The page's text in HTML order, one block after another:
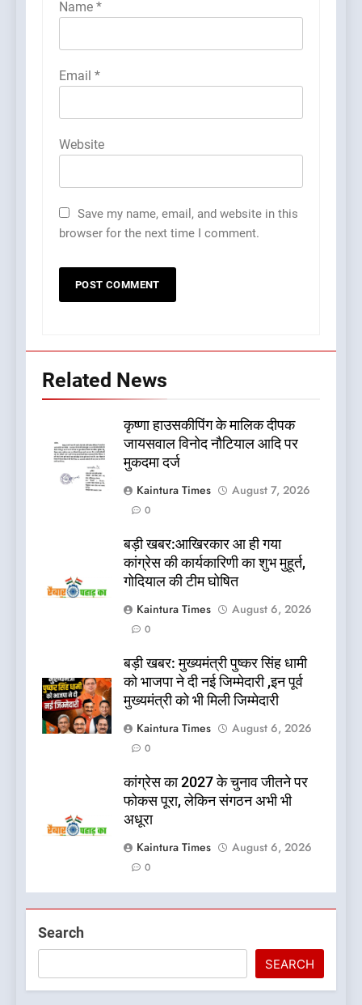
Name *
Email *
Website
Save my name, email, and website in this
browser for the next time I comment.
Related News
कृष्णा हाउसकीपिंग के मालिक दीपक
जायसवाल विनोद नौटियाल आदि पर
मुकदमा दर्ज
Kaintura Times
August 7, 2026
0
बड़ी खबर:आखिरकार आ ही गया
कांग्रेस की कार्यकारिणी का शुभ मुहूर्त,
गोदियाल की टीम घोषित
Kaintura Times
August 6, 2026
0
बड़ी खबर: मुख्यमंत्री पुष्कर सिंह धामी
को भाजपा ने दी नई जिम्मेदारी ,इन पूर्व
मुख्यमंत्री को भी मिली जिम्मेदारी
Kaintura Times
August 6, 2026
0
कांग्रेस का 2027 के चुनाव जीतने पर
फोकस पूरा, लेकिन संगठन अभी भी
अधूरा
Kaintura Times
August 6, 2026
0
Search
SEARCH